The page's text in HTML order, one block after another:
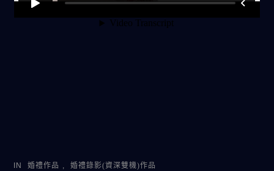
IN 婚禮作品 , 婚禮錄影(資深雙機)作品